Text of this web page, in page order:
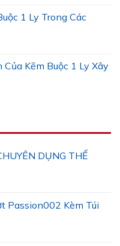
1 Ly Trong Các
Kẽm Buộc 1 Ly Xây
DỤNG THỂ
Passion002 Kèm Túi